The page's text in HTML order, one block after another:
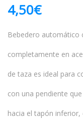
4,50€
Bebedero automático
completamente en
de taza es ideal para
con una pendiente
hacia el tapón